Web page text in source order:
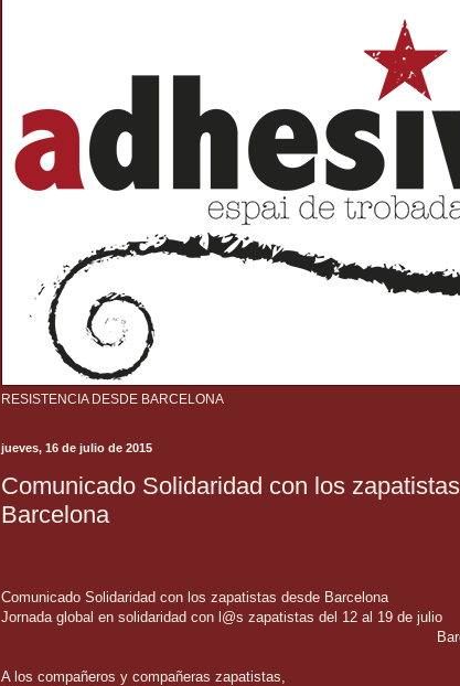
RESISTENCIA DESDE BARCELONA
jueves, 16 de julio de 2015
Comunicado Solidaridad con los
Barcelona
Comunicado Solidaridad con los zapatistas desde Barcelona
Jornada global en solidaridad con l@s zapatistas del 12 al 19 de julio
A los compañeros y compañeras zapatistas,